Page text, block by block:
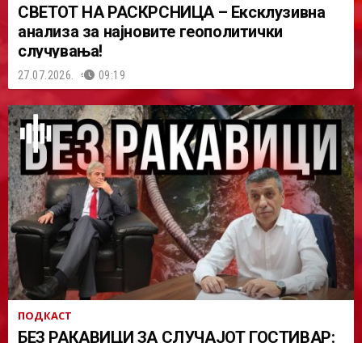
СВЕТОТ НА РАСКРСНИЦА – Ексклузивна
анализа за најновите геополитички
случувања!
27.07.2026. 09:19
ПОДКАСТ
БЕЗ РАКАВИЦИ ЗА СЛУЧАЈОТ ГОСТИВАР: